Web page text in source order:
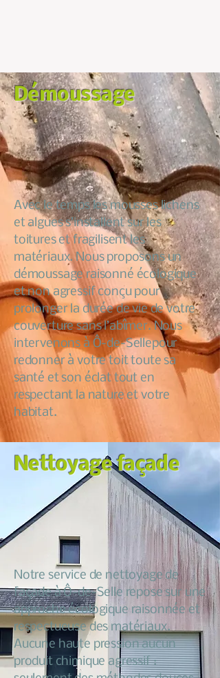
Démoussage
Avec le temps les mousses lichens
et algues s’installent sur les
toitures et fragilisent les
matériaux. Nous proposons un
démoussage raisonné écologique
et non agressif conçu pour
prolonger la durée de vie de votre
couverture sans l’abîmer. Nous
intervenons à Ô-de-Sellepour
redonner à votre toit toute sa
santé et son éclat tout en
respectant la nature et votre
habitat.
Nettoyage façade
Notre service de nettoyage de
façade à Ô-de-Selle repose sur une
approche écologique raisonnée et
respectueuse des matériaux.
Aucune haute pression aucun
produit chimique agressif :